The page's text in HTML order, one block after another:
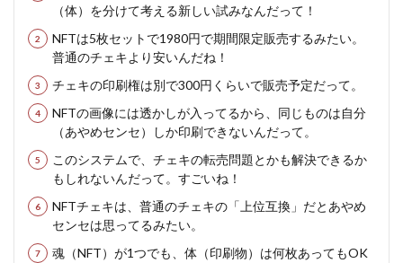
（体）を分けて考える新しい試みなんだって！
NFTは5枚セットで1980円で期間限定販売するみたい。
普通のチェキより安いんだね！
チェキの印刷権は別で300円くらいで販売予定だって。
NFTの画像には透かしが入ってるから、同じものは自分
（あやめセンセ）しか印刷できないんだって。
このシステムで、チェキの転売問題とかも解決できるか
もしれないんだって。すごいね！
NFTチェキは、普通のチェキの「上位互換」だとあやめ
センセは思ってるみたい。
魂（NFT）が1つでも、体（印刷物）は何枚あってもOK